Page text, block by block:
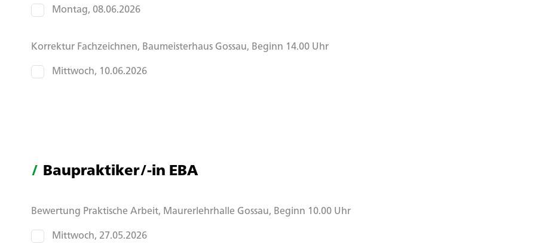
Montag, 08.06.2026
Korrektur Fachzeichnen, Baumeisterhaus Gossau, Beginn 14.00 Uhr
Mittwoch, 10.06.2026
Baupraktiker/-in EBA
Bewertung Praktische Arbeit, Maurerlehrhalle Gossau, Beginn 10.00 Uhr
Mittwoch, 27.05.2026